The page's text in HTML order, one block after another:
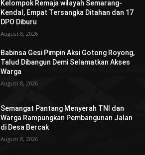
Kelompok Remaja wilayah Semarang-
Kendal, Empat Tersangka Ditahan dan 17
DPO Diburu
August 8, 2026
Babinsa Gesi Pimpin Aksi Gotong Royong,
Talud Dibangun Demi Selamatkan Akses
Warga
August 8, 2026
Semangat Pantang Menyerah TNI dan
Warga Rampungkan Pembangunan Jalan
di Desa Bercak
August 8, 2026